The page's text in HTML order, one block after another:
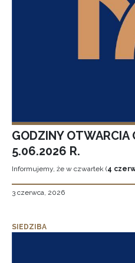
GODZINY OTWARCIA
5.06.2026 R.
Informujemy, że w czwartek (4
3 czerwca, 2026
SIEDZIBA